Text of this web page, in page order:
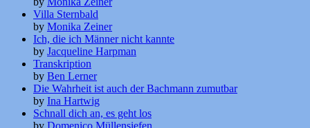
Villa Sternbald
by Monika Zeiner
Ich, die ich Männer nicht kannte
by Jacqueline Harpman
Transkription
by Ben Lerner
Die Wahrheit ist auch der Bachmann zumutbar
by Ina Hartwig
Schnall dich an, es geht los